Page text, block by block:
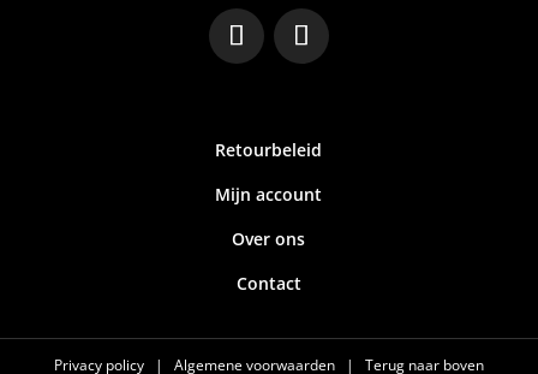
Retourbeleid
Mijn account
Over ons
Contact
Privacy policy | Algemene voorwaarden | Terug naar boven